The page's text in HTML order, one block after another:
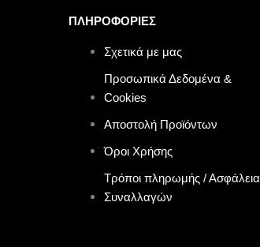
ΠΛΗΡΟΦΟΡΙΕΣ
Σχετικά με μας
Προσωπικά Δεδομένα &
Cookies
Αποστολή Προϊόντων
Όροι Χρήσης
Τρόποι πληρωμής / Ασφάλεια
Συναλλαγών